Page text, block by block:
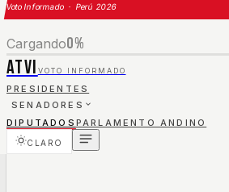
Voto Informado · Perú 2026
Cargando0%
ATVI VOTO INFORMADO
PRESIDENTES
SENADORES
DIPUTADOS PARLAMENTO ANDINO
CLARO